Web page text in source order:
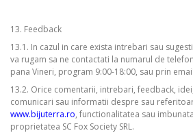
13. Feedback
13.1. In cazul in care exista intrebari sau
va rugam sa ne contactati la numarul de
pana Vineri, program 9:00-18:00, sau prin
13.2. Orice comentarii, intrebari, feedback,
comunicari sau informatii despre sau
www.bijuterra.ro, functionalitatea sau
proprietatea SC Fox Society SRL.